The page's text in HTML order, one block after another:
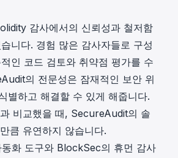
감사에서의 신뢰성과 철저함
니다. 경험 많은 감사자들로 구성
인 코드 검토와 취약점 평가를 수
의 전문성은 잠재적인 보안 위
별하고 해결할 수 있게 해줍니다.
비교했을 때, SecureAudit의 솔
큼 유연하지 않습니다.
화 도구와 BlockSec의 휴먼 감사